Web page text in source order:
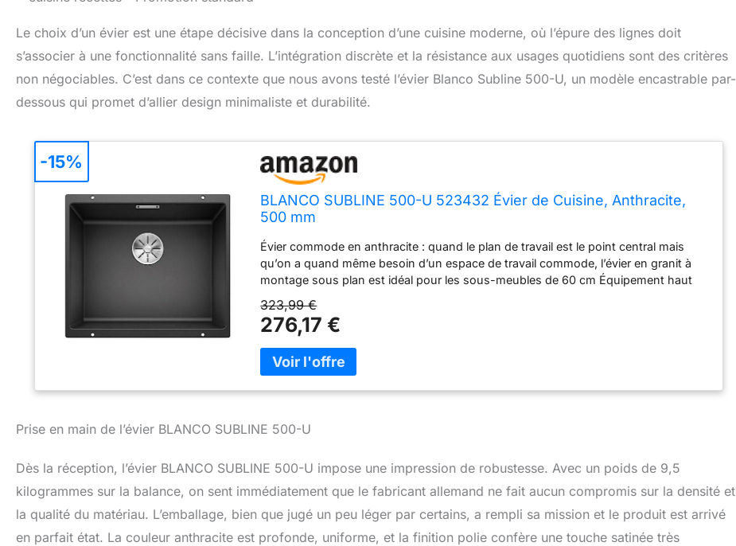
Le choix d’un évier est une étape décisive dans la conception d’une cuisine moderne, où l’épure des lignes doit
s’associer à une fonctionnalité sans faille. L’intégration discrète et la résistance aux usages quotidiens sont des critères
non négociables. C’est dans ce contexte que nous avons testé l’évier Blanco Subline 500-U, un modèle encastrable par-
dessous qui promet d’allier design minimaliste et durabilité.
BLANCO SUBLINE 500-U 523432 Évier de Cuisine, Anthracite,
500 mm
Évier commode en anthracite : quand le plan de travail est le point central mais
qu’on a quand même besoin d’un espace de travail commode, l’évier en granit à
montage sous plan est idéal pour les sous-meubles de 60 cm Équipement haut
BLANCO InFino – Sans arêtes, bords ou joints afin de faciliter le nettoyage Évier en
granit SILGRANIT : le matériau composite breveté se compose d’au plus 80 % de
quartz et est une pierre artificielle haut de gamme – simple d’entretien, résistante
aux rayures, robuste et insensible à la chaleur Utilisation de tout le potentiel de
l’évier de cuisine : avec les accessoire adaptés tels que les rails TOP, on peut
enchaîner de nombreuses étapes du travail près de l’évier, depuis la préparation
compact – Bonde à panier InFino de 9 cm (3 ½'') et kit de fixation – Montage
323,99 €
276,17 €
-15%
Prise en main de l’évier BLANCO SUBLINE 500-U
Dès la réception, l’évier BLANCO SUBLINE 500-U impose une impression de robustesse. Avec un poids de 9,5
kilogrammes sur la balance, on sent immédiatement que le fabricant allemand ne fait aucun compromis sur la densité et
la qualité du matériau. L’emballage, bien que jugé un peu léger par certains, a rempli sa mission et le produit est arrivé
en parfait état. La couleur anthracite est profonde, uniforme, et la finition polie confère une touche satinée très